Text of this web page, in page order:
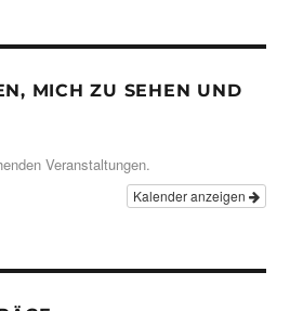
MICH ZU SEHEN UND
Veranstaltungen.
Kalender anzeigen